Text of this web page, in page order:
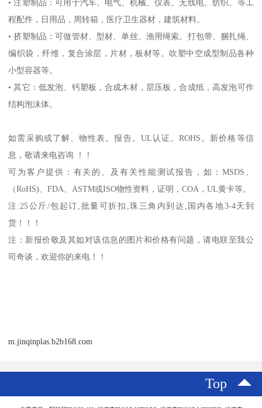
•注塑制品：可用于汽车、电气、机械、仪表、无线电、纺织、等工
程配件，日用品，周转箱，医疗卫生器材，建筑材料。
•挤塑制品：可做管材、型材、单丝、渔用绳索。打包带、捆扎绳、
编织袋，纤维，复合涂层，片材，板材等。吹塑中空成型制品各种
小型容器等。
•其它：低发泡、钙塑板，合成木材，层压板，合成纸，高发泡可作
结构泡沫体。
如需采购或了解、物性表。报告。 UL认证。ROHS 。新价格等信
息，敬请来电咨询 ！！
可为客户提供：有关的、及有关性能测试报告，如： MSDS
（RoHS) 、FDA ASTM或ISO物性资料，证明，COA ，UL黄卡等。
注 :25公斤/包起订 批量可折扣 珠三角内到达 国内各地3-4天到
货！！！
注：新报价敬及其如对该信息的图片和价格有问题，请电联至我公
司奇谈，欢迎你的来电！！
m.jinqinplas.b2b168.com
Top